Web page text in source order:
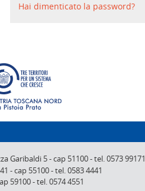
Hai dimenticato la password?
Garibaldi 5-cap 51100-tel. 0573 99171
-cap 55100-tel. 0583 4441
59100-tel. 0574 4551